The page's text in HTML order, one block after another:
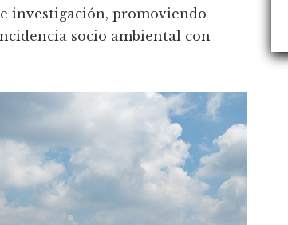
investigación, promoviendo
socio ambiental con